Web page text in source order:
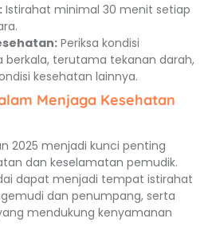
Istirahat minimal 30 menit setiap
Periksa kondisi
berkala, terutama tekanan darah,
kesehatan lainnya.
Menjaga Kesehatan
2025 menjadi kunci penting
dan keselamatan pemudik.
dapat menjadi tempat istirahat
dan penumpang, serta
mendukung kenyamanan